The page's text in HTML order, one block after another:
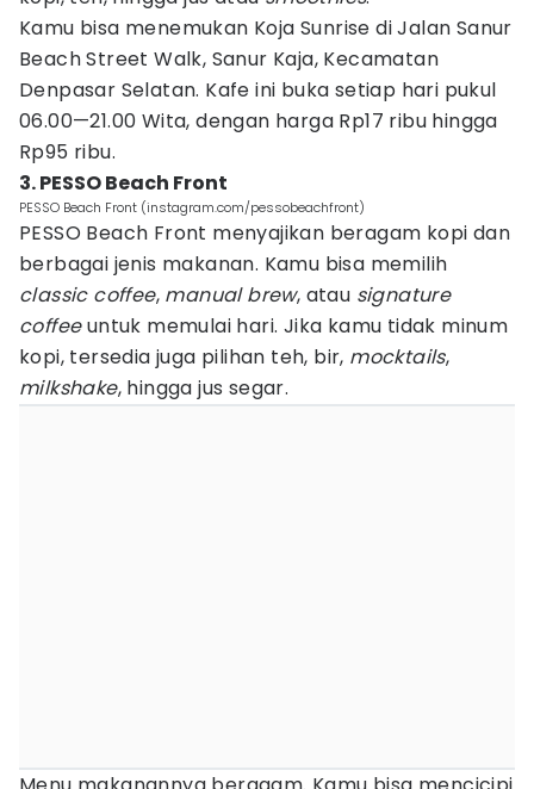
Kamu bisa menemukan Koja Sunrise di Jalan Sanur
Beach Street Walk, Sanur Kaja, Kecamatan
Denpasar Selatan. Kafe ini buka setiap hari pukul
06.00—21.00 Wita, dengan harga Rp17 ribu hingga
Rp95 ribu.
3. PESSO Beach Front
PESSO Beach Front (instagram.com/pessobeachfront)
PESSO Beach Front menyajikan beragam kopi dan
berbagai jenis makanan. Kamu bisa memilih
classic coffee, manual brew, atau signature
coffeeuntuk memulai hari. Jika kamu tidak minum
kopi, tersedia juga pilihan teh, bir, mocktails,
milkshake, hingga jus segar.